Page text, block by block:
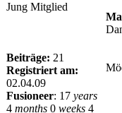
Jung Mitglied
Beiträge: 21
Registriert am:
02.04.09
Fusioneer: 17 years
4 months 0 weeks 4